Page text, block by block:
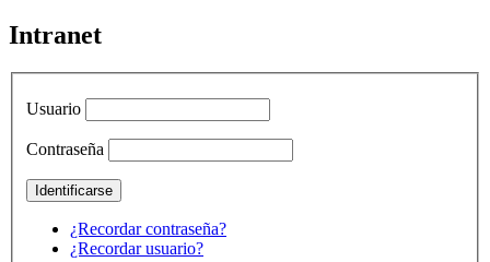
Intranet
Usuario
Contraseña
¿Recordar contraseña?
¿Recordar usuario?